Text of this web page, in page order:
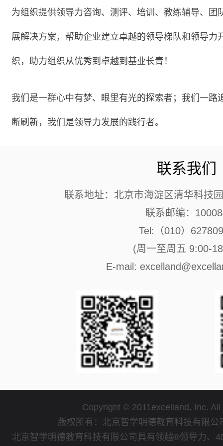
为组织提供领导力咨询、测评、培训、教练辅导、团
展解决方案，帮助企业建立卓越的领导梯队和领导力
织，助力组织从优秀到卓越到基业长青！
我们是一群心中有梦、眼里有光的探索者；我们一路
断刷新，我们是领导力发展的践行者。
联系我们
联系地址：北京市海淀区清华科技
联系邮编：
Tel:（010）
(周一至周五 9:00-
E-mail:
Copyright © 2011excelland, Inc.
版权所有：北京智学明德教育科技有限
北京智学明德教育科技有限公司具有领越®领导力、